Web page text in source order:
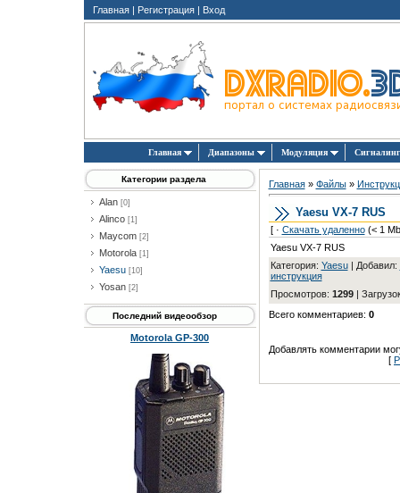
Главная| Регистрация| Вход
Главная Диапазоны Модуляция
Категории раздела
Alan [0]
Alinco [1]
Maycom [2]
Motorola [1]
Yaesu [10]
Yosan [2]
Последний видеообзор
Motorola GP-300
Главная» Файлы»
Yaesu VX-7 RUS
[ · Скачать удаленно(< 1
Yaesu VX-7 RUS
Категория: Yaesu| Добавил:
инструкция
Просмотров: 1299|
Всего комментариев: 0
Добавлять комментарии
[